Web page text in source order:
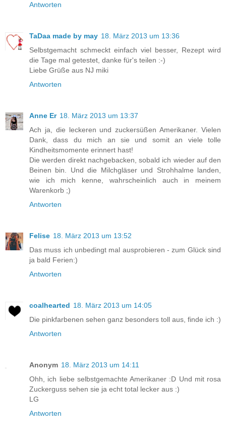
Antworten
TaDaa made by may 18. März 2013 um 13:36
Selbstgemacht schmeckt einfach viel besser, Rezept wird
die Tage mal getestet, danke für's teilen :-)
Liebe Grüße aus NJ miki
Antworten
Anne Er 18. März 2013 um 13:37
Ach ja, die leckeren und zuckersüßen Amerikaner. Vielen
Dank, dass du mich an sie und somit an viele tolle
Kindheitsmomente erinnert hast!
Die werden direkt nachgebacken, sobald ich wieder auf den
Beinen bin. Und die Milchgläser und Strohhalme landen,
wie ich mich kenne, wahrscheinlich auch in meinem
Warenkorb ;)
Antworten
Felise 18. März 2013 um 13:52
Das muss ich unbedingt mal ausprobieren - zum Glück sind
ja bald Ferien:)
Antworten
coalhearted 18. März 2013 um 14:05
Die pinkfarbenen sehen ganz besonders toll aus, finde ich :)
Antworten
Anonym 18. März 2013 um 14:11
Ohh, ich liebe selbstgemachte Amerikaner :D Und mit rosa
Zuckerguss sehen sie ja echt total lecker aus :)
LG
Antworten